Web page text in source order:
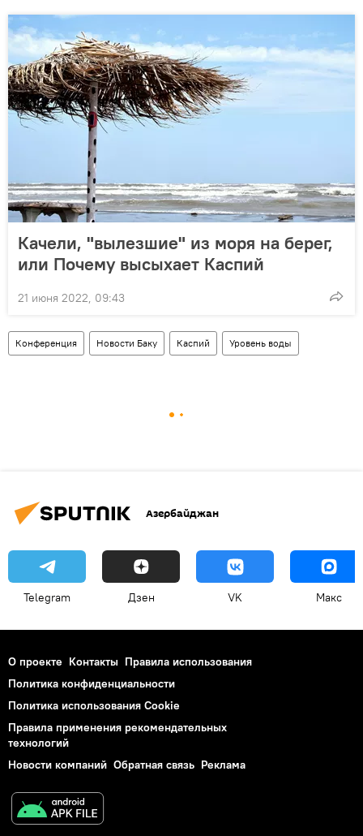
Качели, "вылезшие" из моря на берег,
или Почему высыхает Каспий
21 июня 2022, 09:43
Конференция Новости Баку Каспий Уровень воды
Азербайджан
Telegram Дзен VK Макс
О проекте Контакты Правила использования
Политика конфиденциальности
Политика использования Cookie
Правила применения рекомендательных
технологий
Новости компаний Обратная связь Реклама